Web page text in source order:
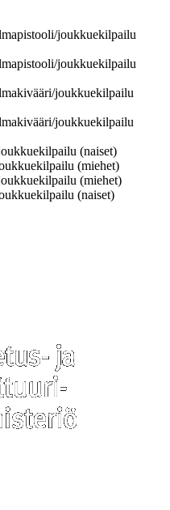
joukkuekilpailu
joukkuekilpailu
joukkuekilpailu
joukkuekilpailu
(naiset)
(miehet)
(miehet)
(naiset)